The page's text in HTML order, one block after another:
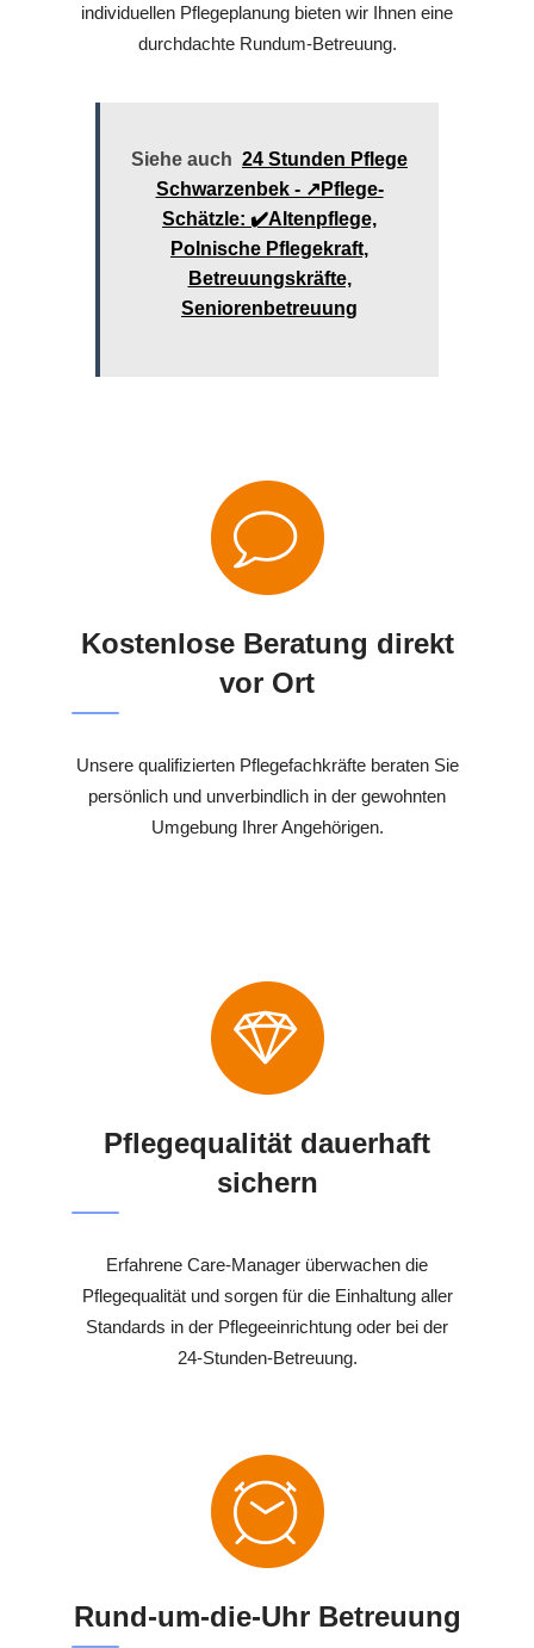
individuellen Pflegeplanung bieten wir Ihnen eine
durchdachte Rundum-Betreuung.
Siehe auch 24 Stunden Pflege
Schwarzenbek - ↗️Pflege-
Schätzle: ✔️Altenpflege,
Polnische Pflegekraft,
Betreuungskräfte,
Seniorenbetreuung
Kostenlose Beratung direkt
vor Ort
Unsere qualifizierten Pflegefachkräfte beraten Sie
persönlich und unverbindlich in der gewohnten
Umgebung Ihrer Angehörigen.
Pflegequalität dauerhaft
sichern
Erfahrene Care-Manager überwachen die
Pflegequalität und sorgen für die Einhaltung aller
Standards in der Pflegeeinrichtung oder bei der
24-Stunden-Betreuung.
Rund-um-die-Uhr Betreuung